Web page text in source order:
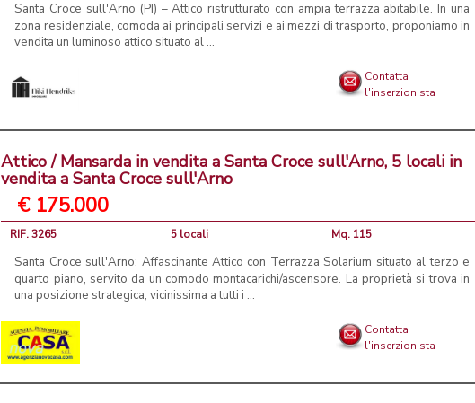
Santa Croce sull'Arno (PI) – Attico ristrutturato con ampia terrazza abitabile. In una
zona residenziale, comoda ai principali servizi e ai mezzi di trasporto, proponiamo in
vendita un luminoso attico situato al ...
Contatta
l'inserzionista
Attico / Mansarda in vendita a Santa Croce sull'Arno, 5 locali in
vendita a Santa Croce sull'Arno
€ 175.000
RIF. 3265 5 locali Mq. 115
Santa Croce sull'Arno: Affascinante Attico con Terrazza Solarium situato al terzo e
quarto piano, servito da un comodo montacarichi/ascensore. La proprietà si trova in
una posizione strategica, vicinissima a tutti i ...
Contatta
l'inserzionista